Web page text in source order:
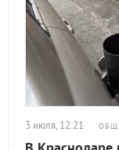
3 июля, 12:21